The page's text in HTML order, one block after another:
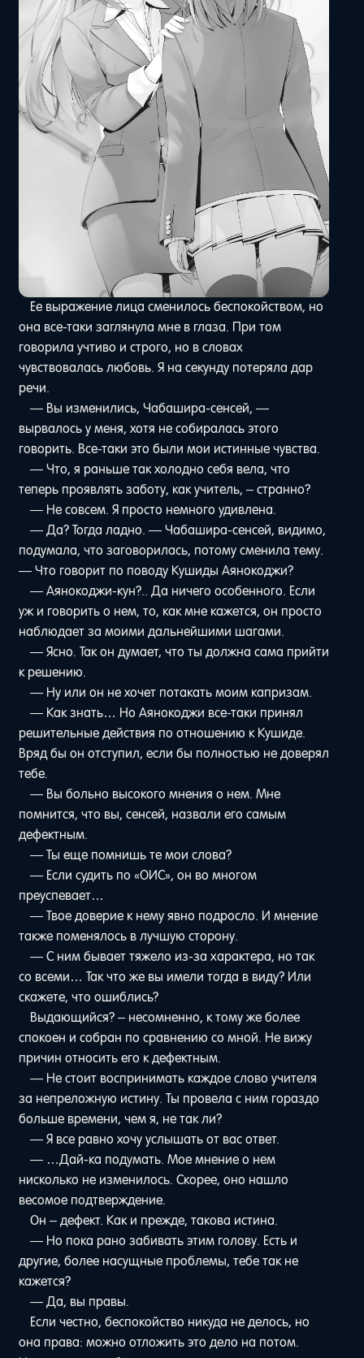
Ее выражение лица сменилось беспокойством, но
она все-таки заглянула мне в глаза. При том
говорила учтиво и строго, но в словах
чувствовалась любовь. Я на секунду потеряла дар
речи.
— Вы изменились, Чабашира-сенсей, —
вырвалось у меня, хотя не собиралась этого
говорить. Все-таки это были мои истинные чувства.
— Что, я раньше так холодно себя вела, что
теперь проявлять заботу, как учитель, – странно?
— Не совсем. Я просто немного удивлена.
— Да? Тогда ладно. — Чабашира-сенсей, видимо,
подумала, что заговорилась, потому сменила тему.
— Что говорит по поводу Кушиды Аянокоджи?
— Аянокоджи-кун?.. Да ничего особенного. Если
уж и говорить о нем, то, как мне кажется, он просто
наблюдает за моими дальнейшими шагами.
— Ясно. Так он думает, что ты должна сама прийти
к решению.
— Ну или он не хочет потакать моим капризам.
— Как знать… Но Аянокоджи все-таки принял
решительные действия по отношению к Кушиде.
Вряд бы он отступил, если бы полностью не доверял
тебе.
— Вы больно высокого мнения о нем. Мне
помнится, что вы, сенсей, назвали его самым
дефектным.
— Ты еще помнишь те мои слова?
— Если судить по «ОИС», он во многом
преуспевает…
— Твое доверие к нему явно подросло. И мнение
также поменялось в лучшую сторону.
— С ним бывает тяжело из-за характера, но так
со всеми… Так что же вы имели тогда в виду? Или
скажете, что ошиблись?
Выдающийся? – несомненно, к тому же более
спокоен и собран по сравнению со мной. Не вижу
причин относить его к дефектным.
— Не стоит воспринимать каждое слово учителя
за непреложную истину. Ты провела с ним гораздо
больше времени, чем я, не так ли?
— Я все равно хочу услышать от вас ответ.
— …Дай-ка подумать. Мое мнение о нем
нисколько не изменилось. Скорее, оно нашло
весомое подтверждение.
Он – дефект. Как и прежде, такова истина.
— Но пока рано забивать этим голову. Есть и
другие, более насущные проблемы, тебе так не
кажется?
— Да, вы правы.
Если честно, беспокойство никуда не делось, но
она права: можно отложить это дело на потом.